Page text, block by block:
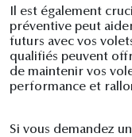
Il est également
préventive peut
futurs avec vos
qualifiés peuvent
de maintenir vos
performance et
Si vous demandez